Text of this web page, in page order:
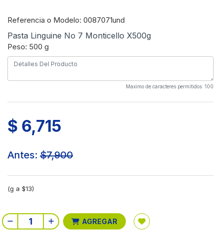
Referencia o Modelo: 0087071und
Pasta Linguine No 7 Monticello X500g
Peso: 500 g
Maximo de caracteres permitidos: 100
$ 6,715
Antes: $7,900
(g a $13)
AGREGAR